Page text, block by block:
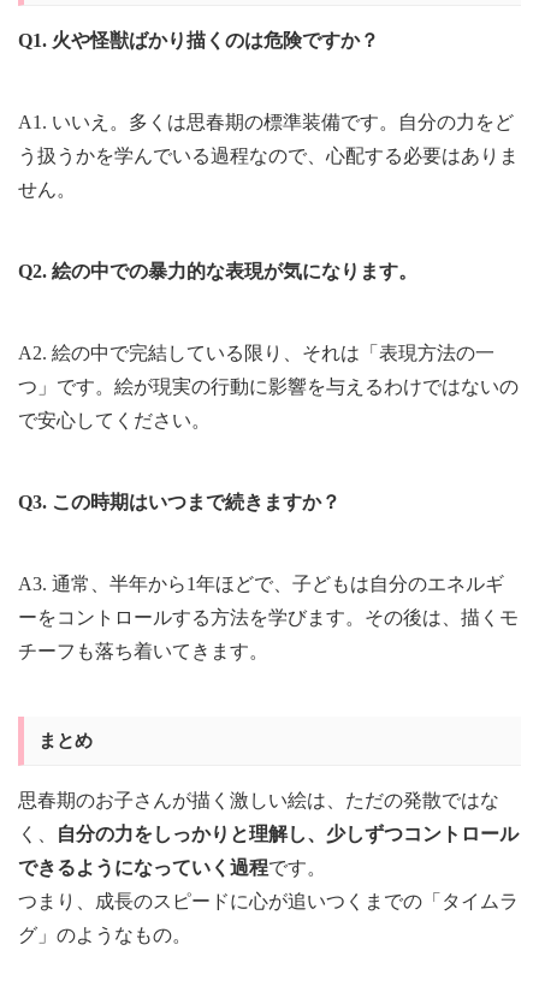
Q1. 火や怪獣ばかり描くのは危険ですか？
A1. いいえ。多くは思春期の標準装備です。自分の力をど
う扱うかを学んでいる過程なので、心配する必要はありま
せん。
Q2. 絵の中での暴力的な表現が気になります。
A2. 絵の中で完結している限り、それは「表現方法の一
つ」です。絵が現実の行動に影響を与えるわけではないの
で安心してください。
Q3. この時期はいつまで続きますか？
A3. 通常、半年から1年ほどで、子どもは自分のエネルギ
ーをコントロールする方法を学びます。その後は、描くモ
チーフも落ち着いてきます。
まとめ
思春期のお子さんが描く激しい絵は、ただの発散ではな
く、
自分の力をしっかりと理解し、少しずつコントロール
できるようになっていく過程です。
つまり、成長のスピードに心が追いつくまでの「タイムラ
グ」のようなもの。